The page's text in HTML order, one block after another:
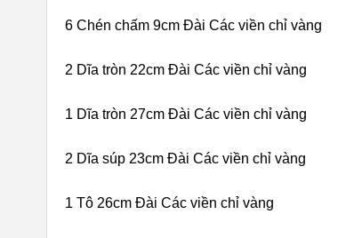
6 Chén chấm 9cm Đài Các viền chỉ vàng
2 Dĩa tròn 22cm Đài Các viền chỉ vàng
1 Dĩa tròn 27cm Đài Các viền chỉ vàng
2 Dĩa súp 23cm Đài Các viền chỉ vàng
1 Tô 26cm Đài Các viền chỉ vàng